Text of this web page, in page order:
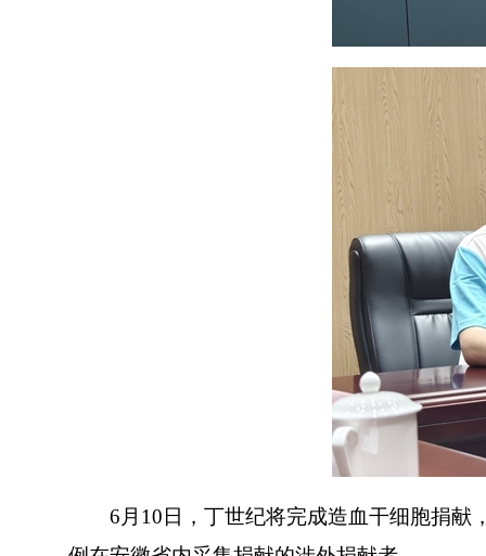
6月10日，丁世纪将完成造血干细胞捐献